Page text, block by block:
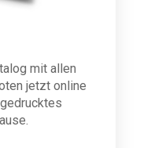
mit allen
jetzt online